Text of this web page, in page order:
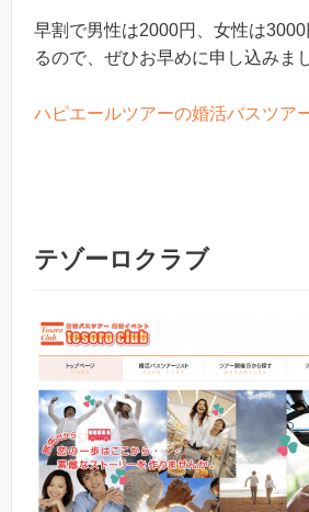
早割で男性は2000円、女性は
るので、ぜひお早めに申し込みま
ハピエールツアーの婚活バスツア
テゾーロクラブ